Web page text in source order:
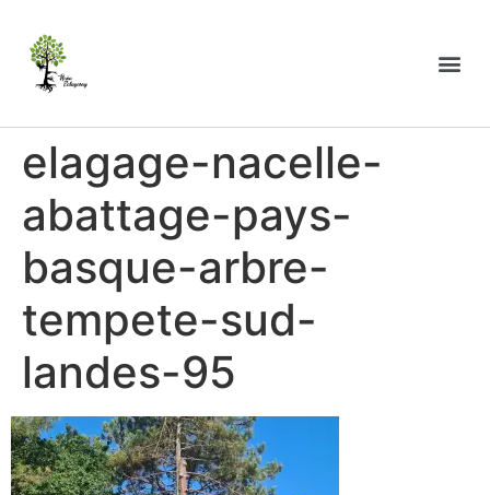
elagage-nacelle-
abattage-pays-
basque-arbre-
tempete-sud-
landes-95